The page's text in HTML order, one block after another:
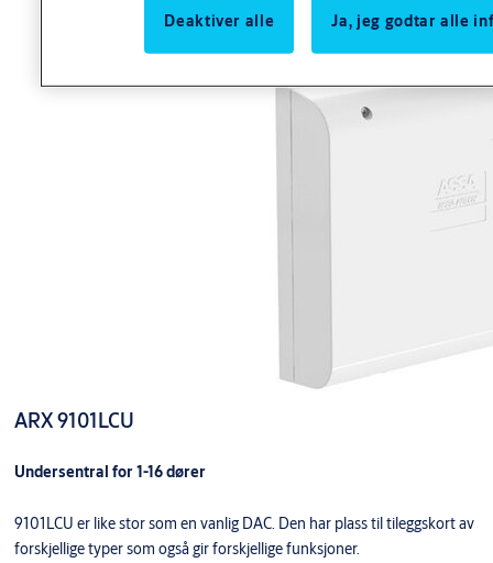
systemer for grafisk presentasjon.
RX WEB benytter de samme komponentene som ARX men har en
brukervennlig og enklere programvare innebygget i sentralen med
brukergrensesnitt mot kundens nettleser. For mindre anlegg
behov for å installere programvare eller benytte en bestemt PC.
ARX 9101LCU
Undersentral for 1-16 dører
9101LCU er like stor som en vanlig DAC. Den har plass til tileggskort av
forskjellige typer som også gir forskjellige funksjoner.
Deaktiver alle Ja, jeg godtar alle